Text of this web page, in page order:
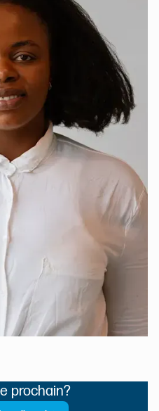
prochain?